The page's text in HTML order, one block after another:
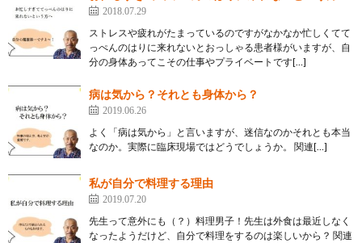
2018.07.29
ストレスや疲れがたまっているのですがなかなか忙しくてて
っぺんのはりに来れないとおっしゃる患者様がいますが、自
分の身体あってこその仕事やプライベートです[…]
病は気から？それとも身体から？
2019.06.26
よく「病は気から」と言いますが、迷信なのかそれとも本当
なのか。実際に臨床現場ではどうでしょうか。 関連[…]
私が自分で料理する理由
2019.07.20
先生って意外にも（？）料理男子！先生は外食は最近しなく
なったようだけど、自分で料理をするのは楽しいから？ 関連